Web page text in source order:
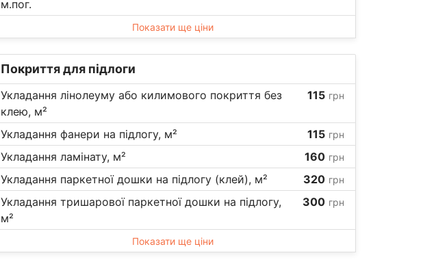
м.пог.
Показати ще ціни
Покриття для підлоги
Укладання лінолеуму або килимового покриття без
клею, м²
115 грн
Укладання фанери на підлогу, м² 115 грн
Укладання ламінату, м² 160 грн
Укладання паркетної дошки на підлогу (клей), м² 320 грн
Укладання тришарової паркетної дошки на підлогу,
м²
300 грн
Показати ще ціни